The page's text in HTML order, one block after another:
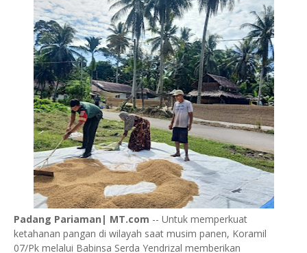
Padang Pariaman| MT.com -- Untuk memperkuat
ketahanan pangan di wilayah saat musim panen, Koramil
07/Pk melalui Babinsa Serda Yendrizal memberikan